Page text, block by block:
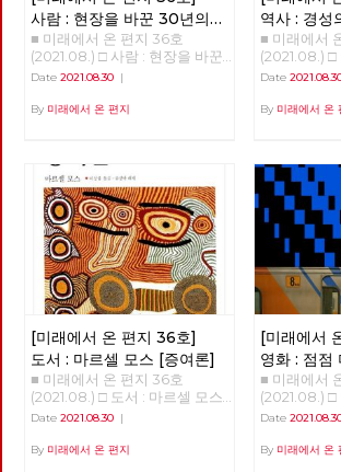
당대회 - 당대회는 최고의결기
관 자본주의의 구조적 한계에
‘코로나19’까지 겹친 한국사회의
전환이 필요한 시점, 노동당 정
기당대회가 열린다. 노동당은 여
와 활동성 제고 그리고 정치력
부하고 새로운 활동방식 실험과
적극적인 좌파연대 모색에 주력
했다. 이제 강자정치·부자경제
종식과 정치교체·정치혁명을 주
장하는 사회주의 정당 노동당이
2년 만에 정기당대회를 앞두고
있다. <2021 노동당 정기당대회
> ○ 2021년 9월 11일 (토) 14시 (사
전행사 13시부터) ○ n90센터 지
313) 당대회는 ‘당의 최고의결
기관’으로 ‘당원의 대표자들이
모여 가장 중요한 결정을 하는
회의’이다. 일반적이었다면 현
집행부가 선출된 2019년 가을
이후인 2020년 상반기 즈음에
열렸겠지만, 다들 알다시피 ‘20
대 총선’과 ‘코로나19’가 이어졌
전하다고 할 수는 없지만 예방백
신과 치료제들이 만들어졌다. 또
한, 어떤 방역체계가 잘 작동하
는지 아닌 지를 판별할 수 있는
경험들도 쌓이기 시작했다. 그와
함께, 이 바이러스의 창궐이 우
리의 삶에 어떤 변화를 가져올까
단초들을 살펴보고자 한다. 코로
나 19 바이러스 팬데믹의 기원이
과도한 개발에 따른 기후위기라
고 한다. 과연 이런 접근은 올바
른 것일까? 코로나 19 바이러스
와 기후위기의 기원은 무엇일
까? 코로나 19 바이러스가 처음
퍼져나가기 시작하던 무렵부터
떠돌던 이 바이러스의 기원에 대
한 하나의 해석이 있다. 코로나
19에 따른 팬데믹이 ‘기후변화와
깊이 연결된 현상’으로, 그 원인
은 단순하게는 동물 바이러스가
인간에게 옮아온 것이나, 이보다
‘좀 더 근본 원인이 있다’면서 그
것이다. 이에 따르면 산림 벌채,
장으로 바뀐
년 3월 1일
와 계약 해
노동자 집단
는 청소노동
적으로 청소
다. 신라대
돌입했다. 이
지 이어졌고
접 고용 쟁취
신라대학교(
주노총 부산
장 박문석)
30분, 대학
적으로 합의
용은 투쟁하
학이 직접 고
정년을 보장
부산일반노
노동자 직접
쟁은 10년이
노동자들은
다. 청소 외
사람 : 현장을 바꾼 30년의
실천과 연대 - 고미경
■ 미래에서 온 편지 36호
(2021.08.) □ 사람 : 현장을 바꾼
30년의 실천과 연대 - 고미경 안
온 편지 36호에서는 현장에서
“제가 가장 좋아하는 단어가 연
대예요. 그리고, 실천이고 그래
서 저는 제가 그런 세상을 만들
기 위해서 오늘 하루도 나보다
어려운 이웃들을 외면하지 않고,
어려운 사업장에 찾아가면서 연
대하는, 실천하는 노동자가 되고
싶어요”
Date 2021.08.30 |
By 미래에서 온 편지
역사 : 경성
■ 미래에서
(2021.08.) □
견 02
Date
By 미래에서 온
[미래에서 온 편지 36호]
도서 : 마르셀 모스 [증여론]
■ 미래에서 온 편지 36호
(2021.08.) □ 도서 : 마르셀 모스
[증여론] 최종왕 / 대전시당 위
을 통해 생산된 재화와 가치가
Date 2021.08.30 |
By 미래에서 온 편지
[미래에서
영화 : 점점
감춰지고
관한 관찰
■ 미래에서
(2021.08.) □
곳으로, 감춰
박수영 지난
Date
By 미래에서 온